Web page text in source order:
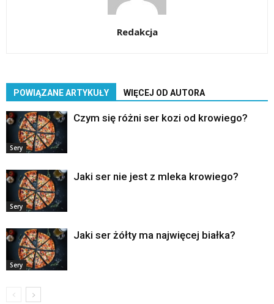
Redakcja
POWIĄZANE ARTYKUŁY WIĘCEJ OD AUTORA
Sery
Czym się różni ser kozi od krowiego?
Sery
Jaki ser nie jest z mleka krowiego?
Sery
Jaki ser żółty ma najwięcej białka?